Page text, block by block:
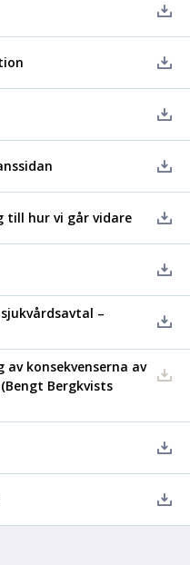
till hur vi går vidare
–
konsekvenserna av
Bergkvists